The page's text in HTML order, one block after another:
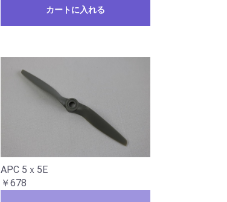
カートに入れる
APC 5ｘ5E
￥678